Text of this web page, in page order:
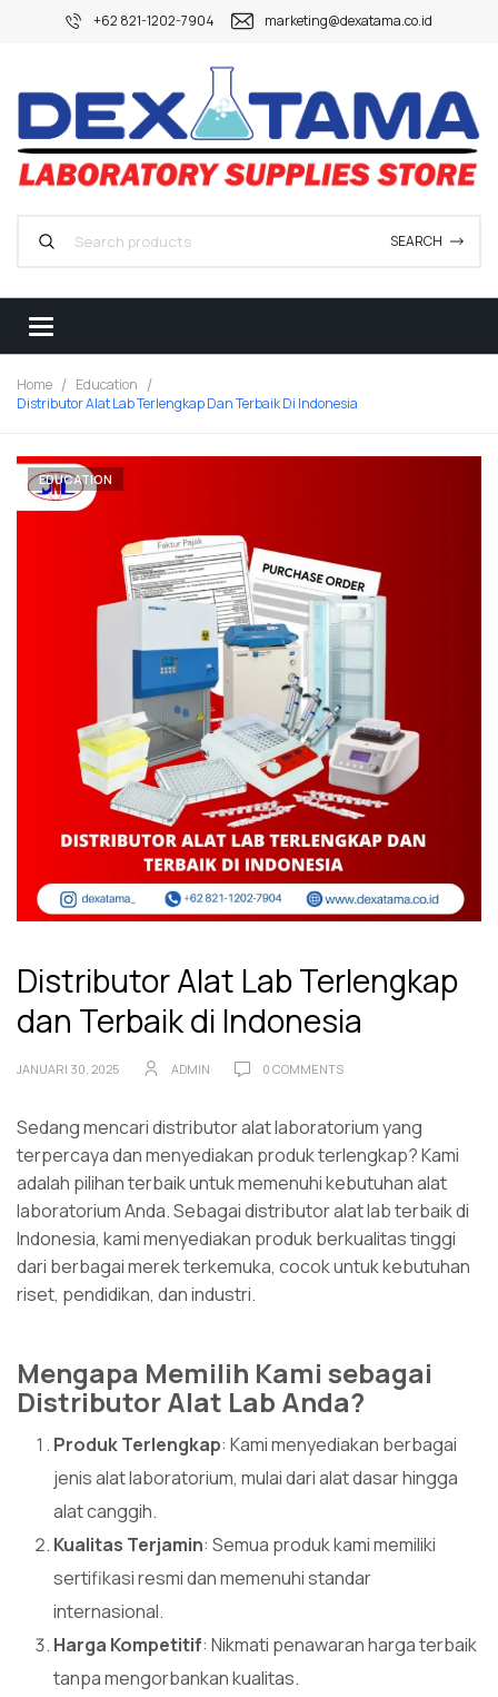
+62 821-1202-7904 marketing@dexatama.co.id
SEARCH
Home
Education
Distributor Alat Lab Terlengkap Dan Terbaik Di Indonesia
EDUCATION
Distributor Alat Lab Terlengkap
dan Terbaik di Indonesia
JANUARI 30, 2025 ADMIN 0 COMMENTS
Sedang mencari distributor alat laboratorium yang
terpercaya dan menyediakan produk terlengkap? Kami
adalah pilihan terbaik untuk memenuhi kebutuhan alat
laboratorium Anda. Sebagai distributor alat lab terbaik di
Indonesia, kami menyediakan produk berkualitas tinggi
dari berbagai merek terkemuka, cocok untuk kebutuhan
riset, pendidikan, dan industri.
Mengapa Memilih Kami sebagai
Distributor Alat Lab Anda?
Produk Terlengkap: Kami menyediakan berbagai
jenis alat laboratorium, mulai dari alat dasar hingga
alat canggih.
Kualitas Terjamin: Semua produk kami memiliki
sertifikasi resmi dan memenuhi standar
internasional.
Harga Kompetitif: Nikmati penawaran harga terbaik
tanpa mengorbankan kualitas.